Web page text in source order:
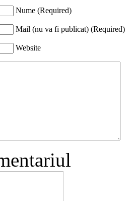
Nume (Required)
Mail (nu va fi publicat) (Required)
Website